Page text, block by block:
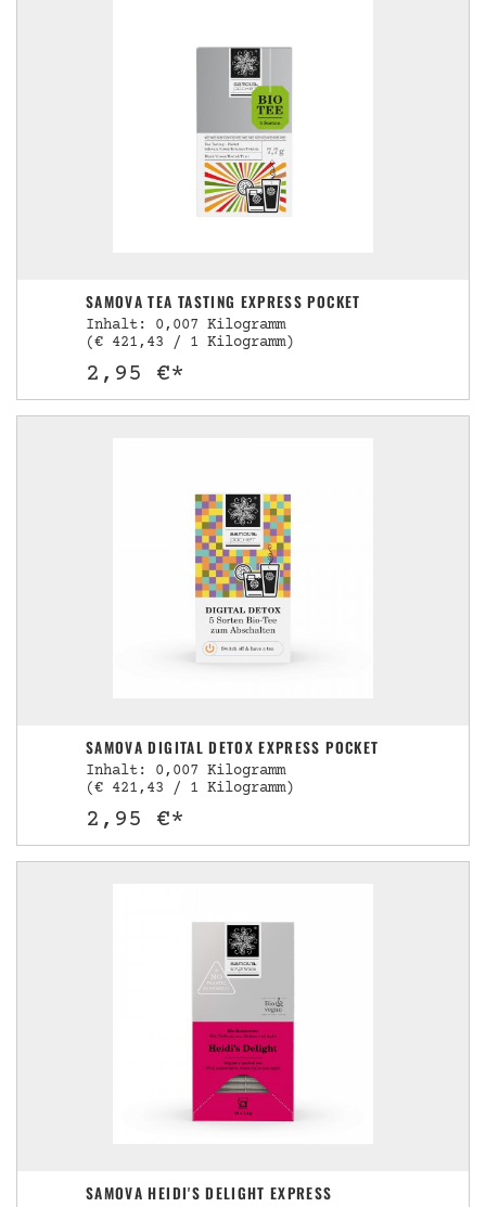
SAMOVA TEA TASTING EXPRESS POCKET
Inhalt: 0,007 Kilogramm
(€ 421,43 / 1 Kilogramm)
2,95 €*
SAMOVA DIGITAL DETOX EXPRESS POCKET
Inhalt: 0,007 Kilogramm
(€ 421,43 / 1 Kilogramm)
2,95 €*
SAMOVA HEIDI'S DELIGHT EXPRESS